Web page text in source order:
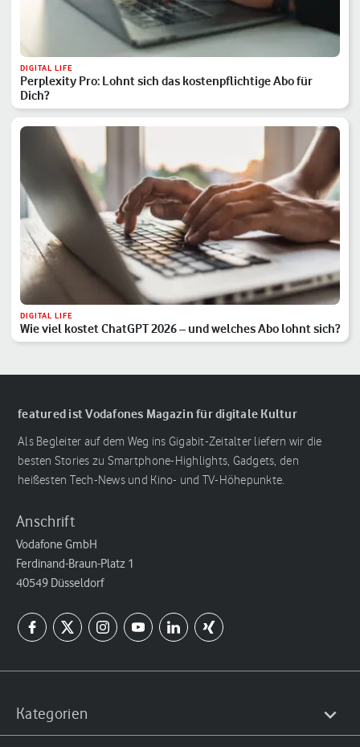
DIGITAL LIFE
Perplexity Pro: Lohnt sich das kostenpflichtige Abo für
Dich?
DIGITAL LIFE
Wie viel kostet ChatGPT 2026 – und welches Abo lohnt sich?
featured ist Vodafones Magazin für digitale Kultur
Als Begleiter auf dem Weg ins Gigabit-Zeitalter liefern wir die
besten Stories zu Smartphone-Highlights, Gadgets, den
heißesten Tech-News und Kino- und TV-Höhepunkte.
Anschrift
Vodafone GmbH
Ferdinand-Braun-Platz 1
40549 Düsseldorf
Kategorien